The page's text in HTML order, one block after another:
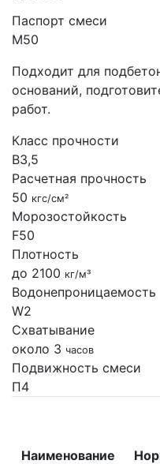
Паспорт смеси
М50
Подходит для
оснований,
работ.
Класс прочности
B3,5
Расчетная прочность
50 кгс/см²
Морозостойкость
F50
Плотность
до 2100 кг/м³
Водонепроницаемость
W2
Схватывание
около 3 часов
Подвижность смеси
П4
Наименование